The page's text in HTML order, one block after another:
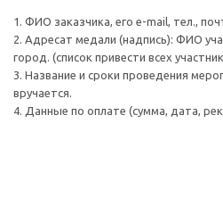
1. ФИО заказчика, его e-mail, тел.,
2. Адресат медали (надпись): ФИО
город. (список привести всех
3. Название и сроки проведения
вручается.
4. Данные по оплате (сумма, дата,